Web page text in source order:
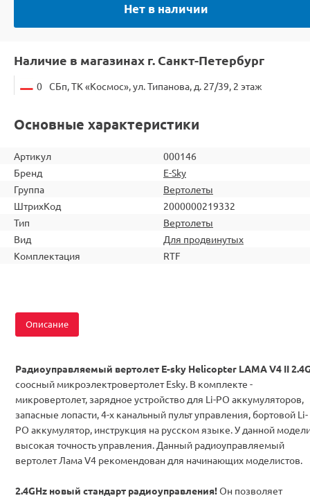
Нет в наличии
Наличие в магазинах г. Санкт-Петербург
0 СБп, ТК «Космос», ул. Типанова, д. 27/39, 2 этаж
Основные характеристики
Артикул
000146
Бренд
E-Sky
Группа
Вертолеты
ШтрихКод
2000000219332
Тип
Вертолеты
Вид
Для продвинутых
Комплектация
RTF
Описание
Радиоуправляемый вертолет E-sky Helicopter LAMA V4 II
соосный микроэлектровертолет Esky. В комплекте -
микровертолет, зарядное устройство для Li-PO аккумуляторов,
запасные лопасти, 4-х канальный пульт управления, бортовой Li-
PO аккумулятор, инструкция на русском языке. У данной
высокая точность управления. Данный радиоуправляемый
вертолет Лама V4 рекомендован для начинающих моделистов.
2.4GHz новый стандарт радиоуправления!Он позволяет